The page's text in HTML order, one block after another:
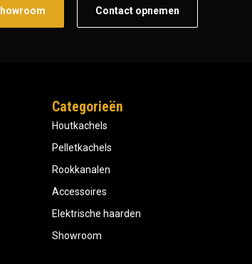
Contact opnemen
Categorieën
Houtkachels
Pelletkachels
Rookkanalen
Accessoires
Elektrische haarden
Showroom